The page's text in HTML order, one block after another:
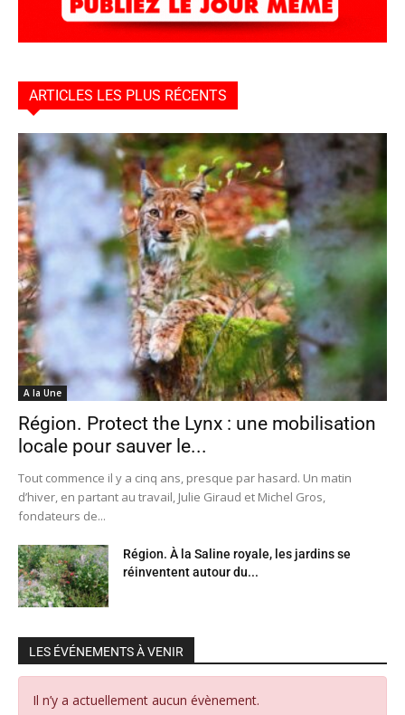
ARTICLES LES PLUS RÉCENTS
A la Une
Région. Protect the Lynx : une mobilisation
locale pour sauver le...
Tout commence il y a cinq ans, presque par hasard. Un matin
d’hiver, en partant au travail, Julie Giraud et Michel Gros,
fondateurs de...
Région. À la Saline royale, les jardins se
réinventent autour du...
LES ÉVÉNEMENTS À VENIR
Il n’y a actuellement aucun évènement.